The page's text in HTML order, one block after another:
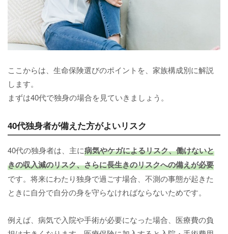
ここからは、生命保険選びのポイントを、家族構成別に解説
します。
まずは40代で独身の場合を見ていきましょう。
40代独身者が備えた方がよいリスク
40代の独身者は、主に病気やケガによるリスク、働けないと
きの収入減のリスク、さらに長生きのリスクへの備えが必要
です。将来にわたり独身で過ごす場合、不測の事態が起きた
ときに自分で自分の身を守らなければならないためです。
例えば、病気で入院や手術が必要になった場合、医療費の負